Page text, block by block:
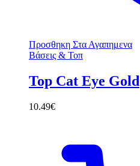
Προσθηκη Στα Αγαπημενα
Βάσεις & Τοπ
Top Cat Eye Gold
10.49€